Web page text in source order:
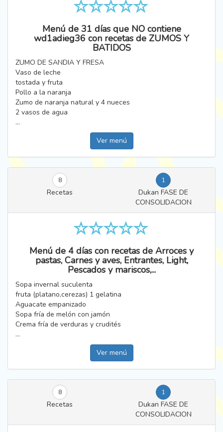
Menú de 31 días que NO contiene
wd1adieg36 con recetas de ZUMOS Y
BATIDOS
ZUMO DE SANDIA Y FRESA
Vaso de leche
tostada y fruta
Pollo a la naranja
Zumo de naranja natural y 4 nueces
2 vasos de agua
...
Ver menú
8 1
Recetas
Dukan FASE DE
CONSOLIDACION
Menú de 4 días con recetas de Arroces y
pastas, Carnes y aves, Entrantes, Light,
Pescados y mariscos,...
Sopa invernal suculenta
fruta (platano,cerezas) 1 gelatina
Aguacate empanizado
Sopa fría de melón con jamón
Crema fría de verduras y crudités
...
Ver menú
8 1
Recetas
Dukan FASE DE
CONSOLIDACION